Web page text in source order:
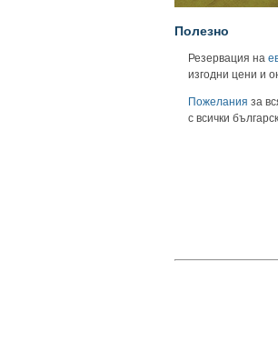
Полезно
Резервация на
изгодни цени и
Пожелания за
с всички